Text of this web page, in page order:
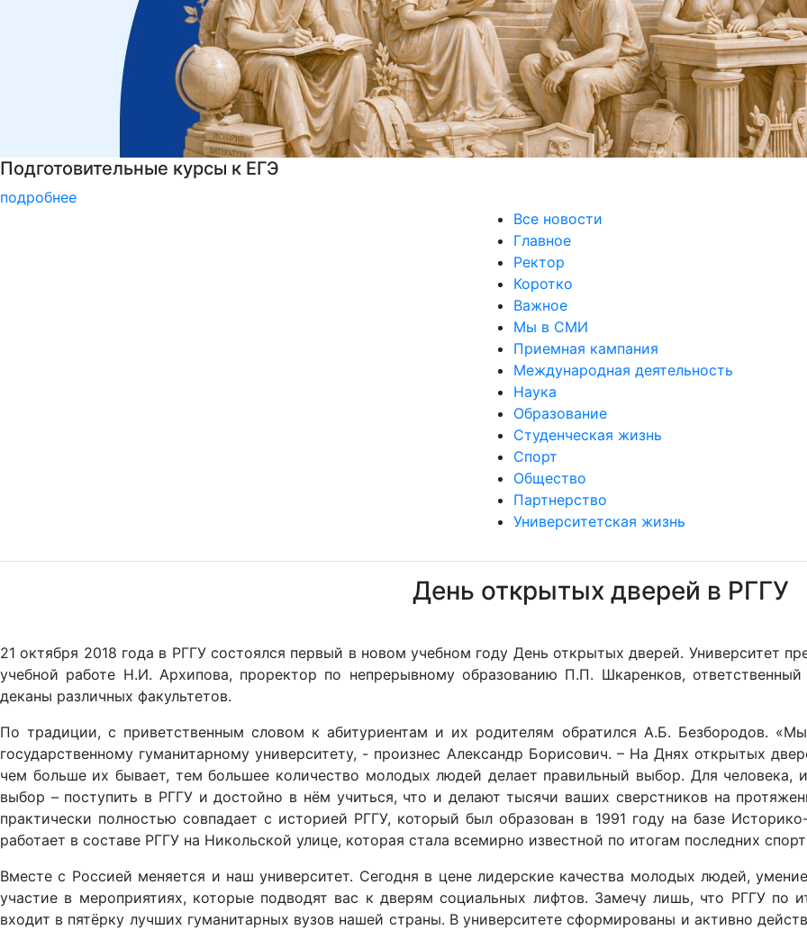
РГГУ — 35 лет!
подробнее
Все новости
Главное
Ректор
Коротко
Важное
Мы в СМИ
Приемная кампания
Международная деятельность
Наука
Образование
Студенческая жизнь
Спорт
Общество
Партнерство
Университетская жизнь
День открытых дверей в РГГУ
21 октября 2018 года в РГГУ состоялся первый в новом учебном году День открытых дверей. Университет
учебной работе Н.И. Архипова, проректор по непрерывному образованию П.П. Шкаренков,
деканы различных факультетов.
По традиции, с приветственным словом к абитуриентам и их родителям обратился А.Б. Безбородов.
государственному гуманитарному университету, - произнес Александр Борисович. – На Днях открытых
чем больше их бывает, тем большее количество молодых людей делает правильный выбор. Для человека,
выбор – поступить в РГГУ и достойно в нём учиться, что и делают тысячи ваших сверстников на
практически полностью совпадает с историей РГГУ, который был образован в 1991 году на базе
работает в составе РГГУ на Никольской улице, которая стала всемирно известной по итогам последних
Вместе с Россией меняется и наш университет. Сегодня в цене лидерские качества молодых людей,
участие в мероприятиях, которые подводят вас к дверям социальных лифтов. Замечу лишь, что РГГУ по
входит в пятёрку лучших гуманитарных вузов нашей страны. В университете сформированы и активно